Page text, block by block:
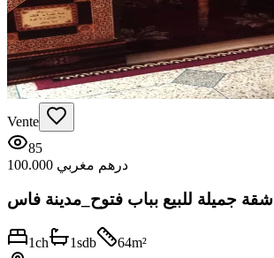
Vente
85
100.000 درهم مغربي
شقة جميلة للبيع بباب فتوح_مدينة فاس
1ch 1sdb 64m²